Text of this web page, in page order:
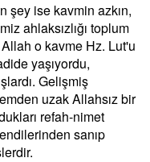
şey ise kavmin azkın,
ahlaksızlığı toplum
o kavme Hz. Lut'u
yaşıyordu,
Gelişmiş
uzak Allahsız bir
refah-nimet
sanıp